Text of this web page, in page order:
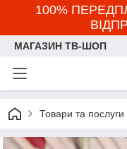
100%
МАГАЗИН ТВ-ШОП
Товари та послуги